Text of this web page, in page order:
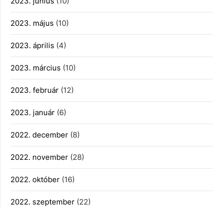
2023. május (10)
2023. április (4)
2023. március (10)
2023. február (12)
2023. január (6)
2022. december (8)
2022. november (28)
2022. október (16)
2022. szeptember (22)